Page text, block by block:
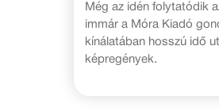
Még az idén folytatódik
immár a Móra Kiadó
kínálatában hosszú idő
képregények.